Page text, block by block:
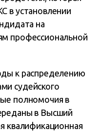
в установлении
на
профессиональной
к распределению
судейского
полномочия в
в Высший
квалификационная